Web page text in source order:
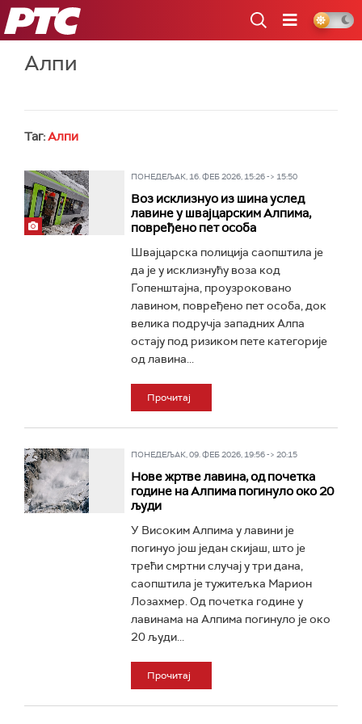
РТС
Алпи
Таг:Алпи
ПОНЕДЕЉАК, 16. ФЕБ 2026, 15:26 -> 15:50
Воз исклизнуо из шина услед
лавине у швајцарским Алпима,
повређено пет особа
Швајцарска полиција саопштила је
да је у исклизнућу воза код
Гопенштајна, проузроковано
лавином, повређено пет особа, док
велика подручја западних Алпа
остају под ризиком пете категорије
од лавина...
Прочитај
ПОНЕДЕЉАК, 09. ФЕБ 2026, 19:56 -> 20:15
Нове жртве лавина, од почетка
године на Алпима погинуло око 20
људи
У Високим Алпима у лавини је
погинуо још један скијаш, што је
трећи смртни случај у три дана,
саопштила је тужитељка Марион
Лозахмер. Од почетка године у
лавинама на Алпима погинуло је око
20 људи...
Прочитај